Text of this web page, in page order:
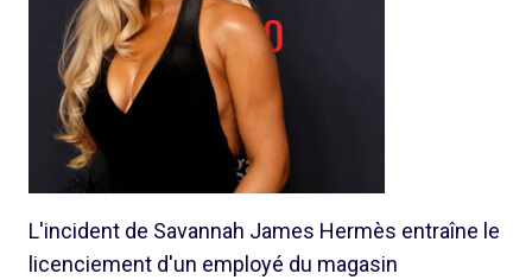
L'incident de Savannah James Hermès entraîne le
licenciement d'un employé du magasin